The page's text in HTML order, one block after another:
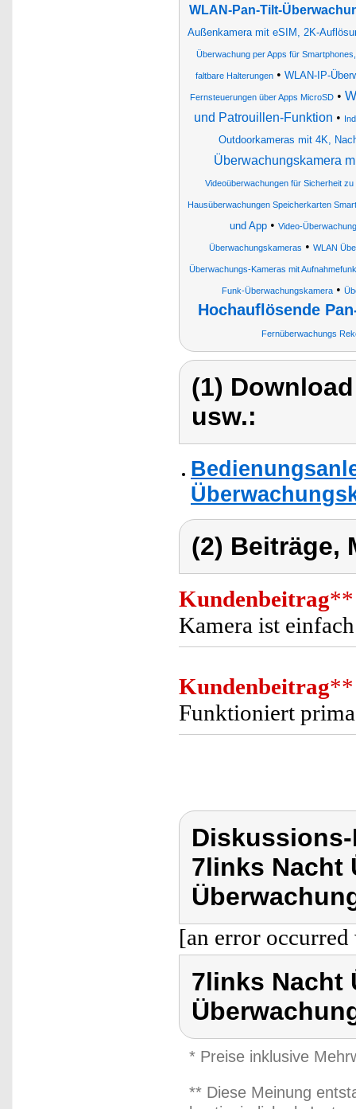
WLAN-Pan-Tilt-
Außenkamera mit eSIM, 2K-
Überwachung per Apps für
faltbare Halterungen • WLAN-IP-
Fernsteuerungen über Apps MicroSD •
und Patrouillen-Funktion •
Outdoorkameras mit 4K,
Überwachungskamera
Videoüberwachungen für Sicherheit
Hausüberwachungen Speicherkarten
und App • Video-
Überwachungskameras • WLAN
Überwachungs-Kameras mit
Funk-Überwachungskamera •
Hochauflösende
Fernüberwachungs
(1)
usw.:
(2) Beiträge,
Kundenbeitrag**
Kamera ist
Kundenbeitrag**
Funktioniert prima
7links Nacht
[an error
7links Nacht
* Preise inklusive
** Diese Meinung